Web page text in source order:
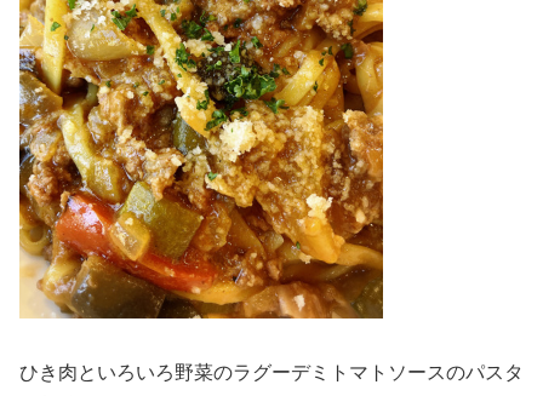
ひき肉といろいろ野菜のラグーデミトマトソースのパスタ